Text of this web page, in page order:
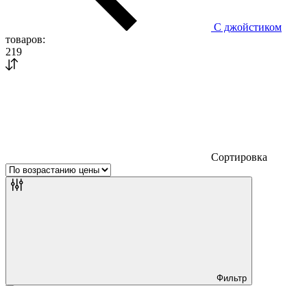
С джойстиком
товаров:
219
Сортировка
Фильтр